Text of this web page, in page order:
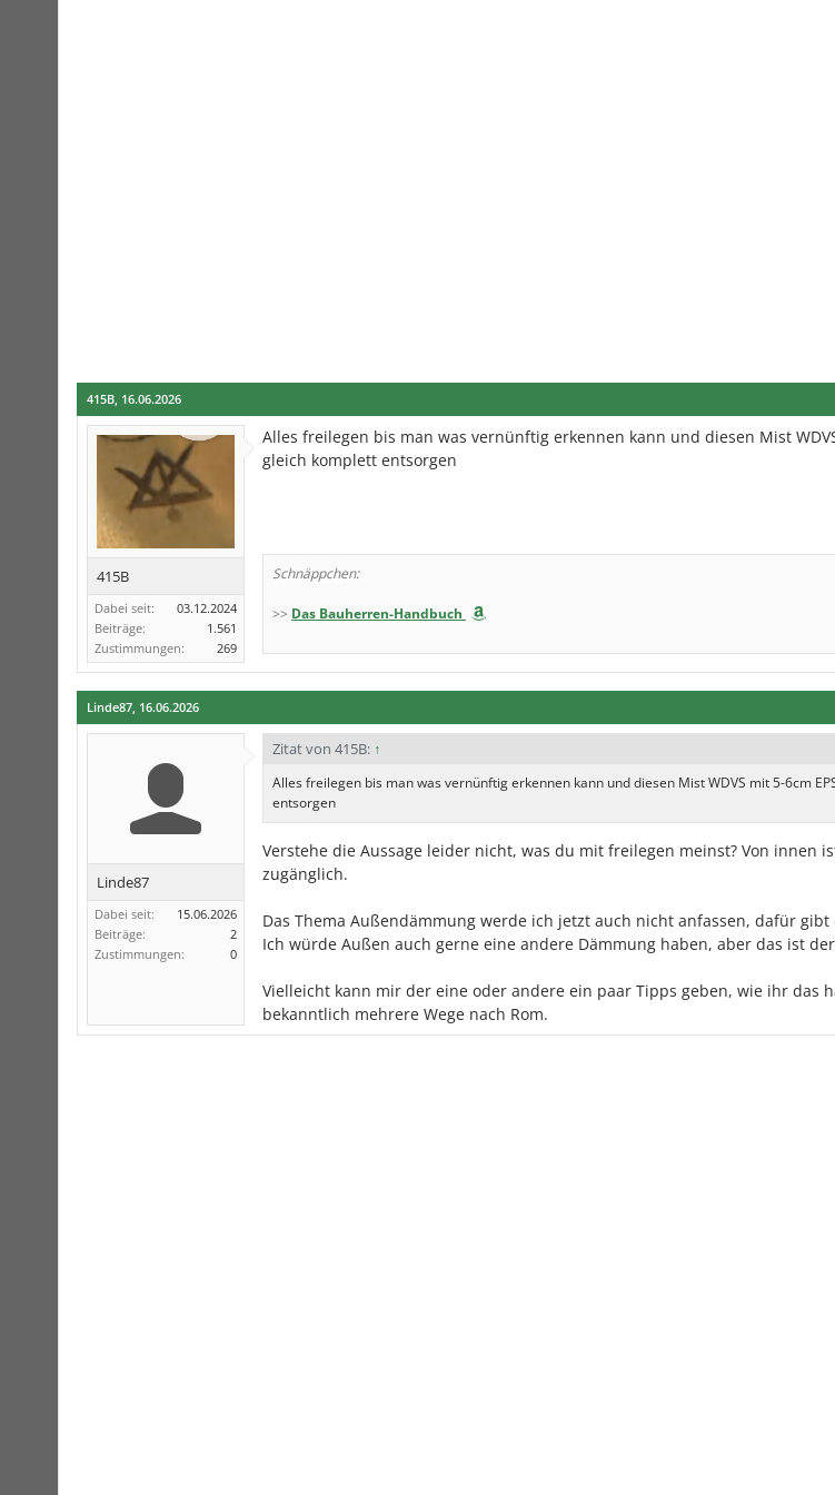
415B, 16.06.2026
415B
Dabei seit:
03.12.2024
Beiträge:
1.561
Zustimmungen:
269
Alles freilegen bis man was vernünftig erkennen kann und diesen Mist
gleich komplett entsorgen
Schnäppchen:
>> Das Bauherren-Handbuch
Linde87 16.06.2026
Linde87
Dabei seit:
15.06.2026
Beiträge:
2
Zustimmungen:
0
Zitat von 415B: ↑
Alles freilegen bis man was vernünftig erkennen kann und diesen Mist WDVS mit 5-6cm
entsorgen
Verstehe die Aussage leider nicht, was du mit freilegen meinst? Von innen
zugänglich.
Das Thema Außendämmung werde ich jetzt auch nicht anfassen, dafür
Ich würde Außen auch gerne eine andere Dämmung haben, aber das ist
Vielleicht kann mir der eine oder andere ein paar Tipps geben, wie ihr das
bekanntlich mehrere Wege nach Rom.